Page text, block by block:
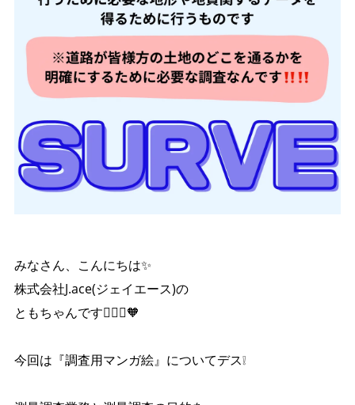
みなさん、こんにちは✨
株式会社J.ace(ジェイエース)の
ともちゃんです👷🏼‍♀️🧡
今回は『調査用マンガ絵』についてデス❕